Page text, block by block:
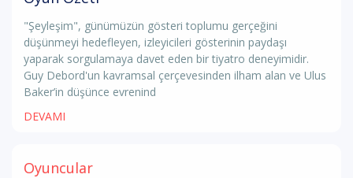
"Şeyleşim", günümüzün gösteri toplumu gerçeğini
düşünmeyi hedefleyen, izleyicileri gösterinin paydaşı
yaparak sorgulamaya davet eden bir tiyatro deneyimidir.
Guy Debord'un kavramsal çerçevesinden ilham alan ve Ulus
Baker’in düşünce evrenind
DEVAMI
Oyuncular